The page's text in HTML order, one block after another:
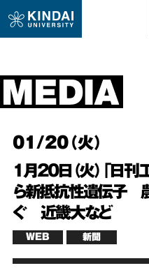
01/20（火）
1月20日（火）「日
ら新抵抗性遺伝子
ぐ 近畿大など
WEB 新聞